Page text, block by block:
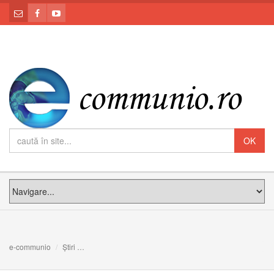
e-communio Știri